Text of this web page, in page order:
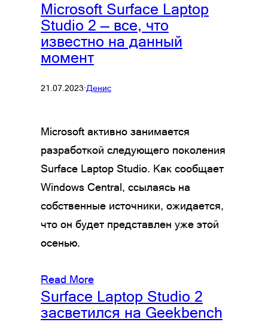
Microsoft Surface Laptop
Studio 2 — все, что
известно на данный
момент
21.07.2023·Денис
Microsoft активно занимается
разработкой следующего поколения
Surface Laptop Studio. Как сообщает
Windows Central, ссылаясь на
собственные источники, ожидается,
что он будет представлен уже этой
осенью.
Read More
Surface Laptop Studio 2
засветился на Geekbench